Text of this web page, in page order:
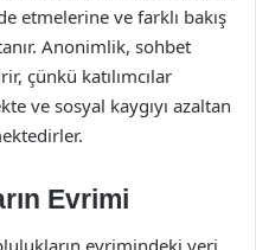
etmelerine ve farklı bakış
Anonimlik, sohbet
çünkü katılımcılar
ve sosyal kaygıyı azaltan
Evrimi
evrimindeki yeri